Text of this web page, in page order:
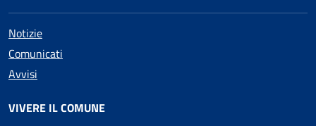
Notizie
Comunicati
Avvisi
VIVERE IL COMUNE